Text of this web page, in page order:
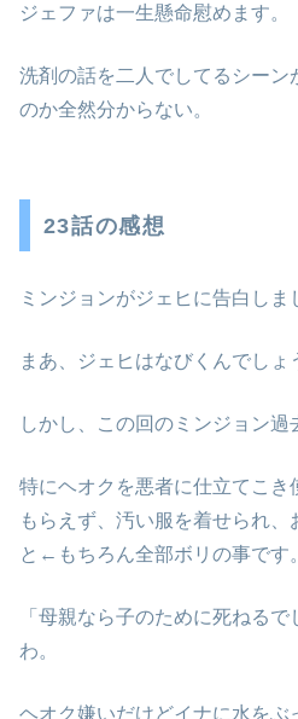
ジェファは一生懸命慰めます。
洗剤の話を二人でしてるシーン
のか全然分からない。
23話の感想
ミンジョンがジェヒに告白しま
まあ、ジェヒはなびくんでしょ
しかし、この回のミンジョン過
特にヘオクを悪者に仕立てこき
もらえず、汚い服を着せられ
と←もちろん全部ボリの事です。
「母親なら子のために死ねる
わ。
ヘオク嫌いだけどイナに水をぶ